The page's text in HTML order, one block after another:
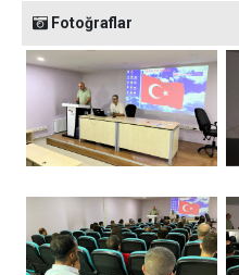
Fotoğraflar